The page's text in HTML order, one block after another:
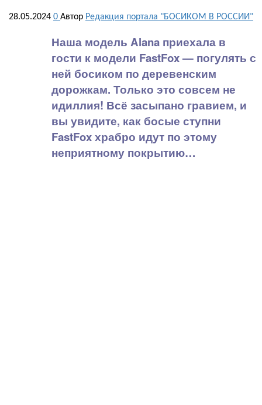
28.05.2024 0 Автор Редакция портала "БОСИКОМ В РОССИИ"
Наша модель Alana приехала в
гости к модели FastFox — погулять с
ней босиком по деревенским
дорожкам. Только это совсем не
идиллия! Всё засыпано гравием, и
вы увидите, как босые ступни
FastFox храбро идут по этому
неприятному покрытию…